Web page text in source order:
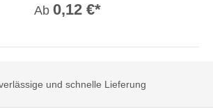
Ab 0,12 €*
und schnelle Lieferung